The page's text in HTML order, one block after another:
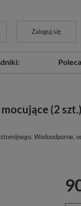
Zaloguj się
(2
Wodoodporne,